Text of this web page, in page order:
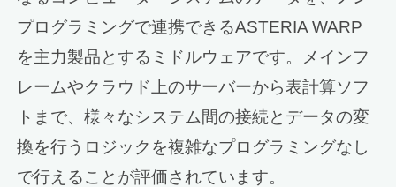
プログラミングで連携できるASTERIA WARP
を主力製品とするミドルウェアです。メインフ
レームやクラウド上のサーバーから表計算ソフ
トまで、様々なシステム間の接続とデータの変
換を行うロジックを複雑なプログラミングなし
で行えることが評価されています。